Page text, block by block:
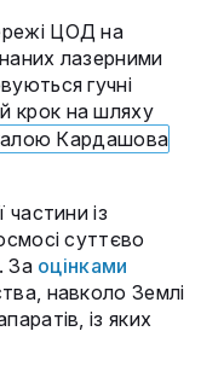
ЦОД на
лазерними
гучні
крок на шляху
Кардашова
частини із
суттєво
За оцінками
навколо Землі
із яких